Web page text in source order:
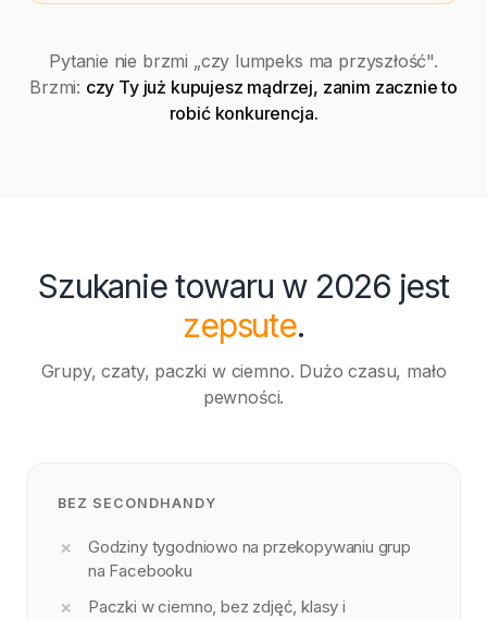
Pytanie nie brzmi „czy lumpeks ma przyszłość".
Brzmi: czy Ty już kupujesz mądrzej, zanim zacznie to
robić konkurencja.
Szukanie towaru w 2026 jest
zepsute.
Grupy, czaty, paczki w ciemno. Dużo czasu, mało
pewności.
BEZ SECONDHANDY
Godziny tygodniowo na przekopywaniu grup
na Facebooku
Paczki w ciemno, bez zdjęć, klasy i